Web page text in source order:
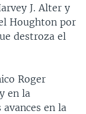
J. Alter y
Houghton por
destroza el
Roger
en la
en la